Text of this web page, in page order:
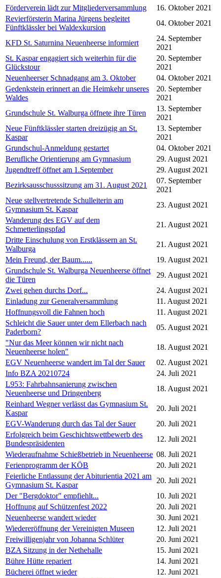
Förderverein lädt zur Mitgliederversammlung
16. Oktober 2021
Revierförsterin Marina Jürgens begleitet
Fünftklässler bei Waldexkursion
04. Oktober 2021
KFD St. Saturnina Neuenheerse informiert
24. September
2021
St. Kaspar engagiert sich weiterhin für die
Glückstour
20. September
2021
Neuenheerser Schnadgang am 3. Oktober
04. Oktober 2021
Gedenkstein erinnert an die Heimkehr unseres
Waldes
20. September
2021
Grundschule St. Walburga öffnete ihre Türen
13. September
2021
Neue Fünftklässler starten dreizügig an St.
Kaspar
13. September
2021
Grundschul-Anmeldung gestartet
04. Oktober 2021
Berufliche Orientierung am Gymnasium
29. August 2021
Jugendtreff öffnet am 1.September
29. August 2021
Bezirksausschusssitzung am 31. August 2021
07. September
2021
Neue stellvertretende Schulleiterin am
Gymnasium St. Kaspar
23. August 2021
Wanderung des EGV auf dem
Schmetterlingspfad
21. August 2021
Dritte Einschulung von Erstklässern an St.
Walburga
21. August 2021
Mein Freund, der Baum......
19. August 2021
Grundschule St. Walburga Neuenheerse öffnet
die Türen
29. August 2021
Zwei gehen durchs Dorf...
24. August 2021
Einladung zur Generalversammlung
11. August 2021
Hoffnungsvoll die Fahnen hoch
11. August 2021
Schleicht die Sauer unter dem Ellerbach nach
Paderborn?
05. August 2021
"Nur das Meer können wir nicht nach
Neuenheerse holen"
18. August 2021
EGV Neuenheerse wandert im Tal der Sauer
02. August 2021
Info BZA 20210724
24. Juli 2021
L953: Fahrbahnsanierung zwischen
Neuenheerse und Dringenberg
18. August 2021
Reinhard Wegner verlässt das Gymnasium St.
Kaspar
20. Juli 2021
EGV-Wanderung durch das Tal der Sauer
20. Juli 2021
Erfolgreich beim Geschichtswettbewerb des
Bundespräsidenten
12. Juli 2021
Wiederaufnahme Schießbetrieb in Neuenheerse 08. Juli 2021
Ferienprogramm der KÖB
20. Juli 2021
Feierliche Entlassung der Abiturientia 2021 am
Gymnasium St. Kaspar
20. Juli 2021
Der "Bergdoktor" empfiehlt...
10. Juli 2021
Hoffnung auf Schützenfest 2022
20. Juli 2021
Neuenheerse wandert wieder
30. Juni 2021
Wiedereröffnung der Vereinigten Museen
12. Juli 2021
Freiwilligenjahr von Johanna Schlüter
20. Juni 2021
BZA Sitzung in der Nethehalle
15. Juni 2021
Bühre Hütte repariert
14. Juni 2021
Bücherei öffnet wieder
12. Juni 2021